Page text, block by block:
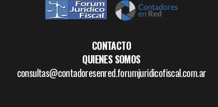
CONTACTO
QUIENES SOMOS
consultas@contadoresenred.forumjuridicofiscal.com.ar